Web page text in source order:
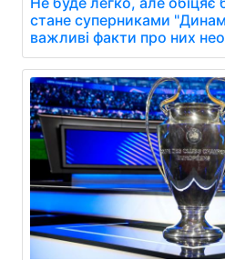
стане суперниками
важливі факти про них